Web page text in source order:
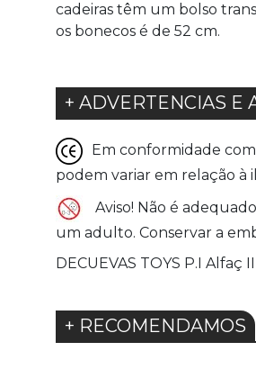
cadeiras têm um bolso
os bonecos é de 52 cm.
+ ADVERTENCIAS E
Em conformidade
podem variar em relação à
Aviso! Não é
um adulto. Conservar a
DECUEVAS TOYS P.I
+ RECOMENDAMOS